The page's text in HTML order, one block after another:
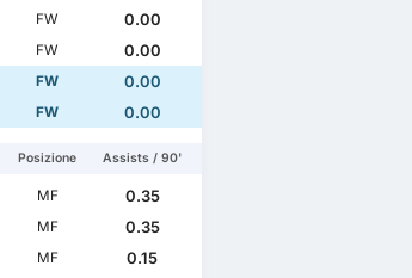
Coppa Scozzese Qualificazione ai Campionati
FW
0.00
FW
0.00
FW
0.00
FW 0.00
Posizione Assists / 90'
MF
0.35
MF
0.35
MF
0.15